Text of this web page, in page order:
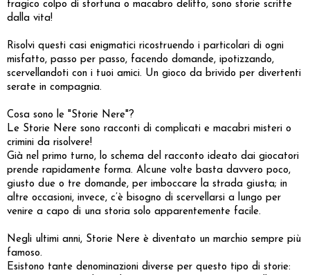
tragico colpo di sfortuna o macabro delitto, sono storie scritte
dalla vita!
Risolvi questi casi enigmatici ricostruendo i particolari di ogni
misfatto, passo per passo, facendo domande, ipotizzando,
scervellandoti con i tuoi amici. Un gioco da brivido per divertenti
serate in compagnia.
Cosa sono le "Storie Nere"?
Le Storie Nere sono racconti di complicati e macabri misteri o
crimini da risolvere!
Già nel primo turno, lo schema del racconto ideato dai giocatori
prende rapidamente forma. Alcune volte basta davvero poco,
giusto due o tre domande, per imboccare la strada giusta; in
altre occasioni, invece, c’è bisogno di scervellarsi a lungo per
venire a capo di una storia solo apparentemente facile.
Negli ultimi anni, Storie Nere è diventato un marchio sempre più
famoso.
Esistono tante denominazioni diverse per questo tipo di storie: